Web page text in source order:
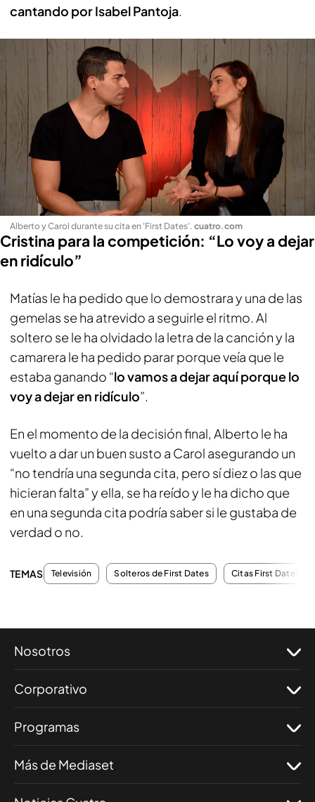
cantando por Isabel Pantoja.
Alberto y Carol durante su cita en 'First Dates'. cuatro.com
Cristina para la competición: “Lo voy a dejar
en ridículo”
Matías le ha pedido que lo demostrara y una de las
gemelas se ha atrevido a seguirle el ritmo. Al
soltero se le ha olvidado la letra de la canción y la
camarera le ha pedido parar porque veía que le
estaba ganando “lo vamos a dejar aquí porque lo
voy a dejar en ridículo”.
En el momento de la decisión final, Alberto le ha
vuelto a dar un buen susto a Carol asegurando un
“no tendría una segunda cita, pero sí diez o las que
hicieran falta” y ella, se ha reído y le ha dicho que
en una segunda cita podría saber si le gustaba de
verdad o no.
TEMAS Televisión Solteros de First Dates Citas First Dates
Nosotros
Corporativo
Programas
Más de Mediaset